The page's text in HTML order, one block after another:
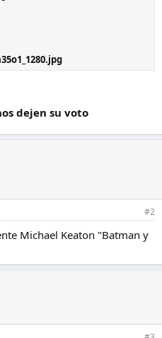
dejen su voto
#2
Michael Keaton "Batman y